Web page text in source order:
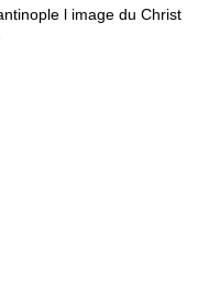
l image du Christ